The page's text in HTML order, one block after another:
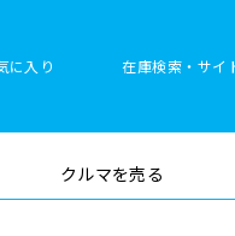
に入り 在庫検索・サイ
クルマを売る